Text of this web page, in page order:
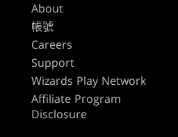
About
帳號
Careers
Support
Wizards Play Network
Affiliate Program
Disclosure